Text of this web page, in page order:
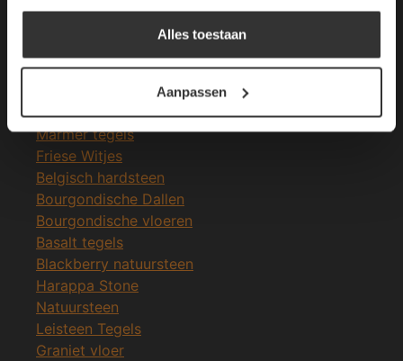
Alles toestaan
Aanpassen
Natuursteen vloeren
Terrastegels
Leisteen terrastegels
Marmer vloer
Marmer tegels
Friese Witjes
Belgisch hardsteen
Bourgondische Dallen
Bourgondische vloeren
Basalt tegels
Blackberry natuursteen
Harappa Stone
Natuursteen
Leisteen Tegels
Graniet vloer
ALLES AFWIJZEN
DETAILS WEERGEVEN